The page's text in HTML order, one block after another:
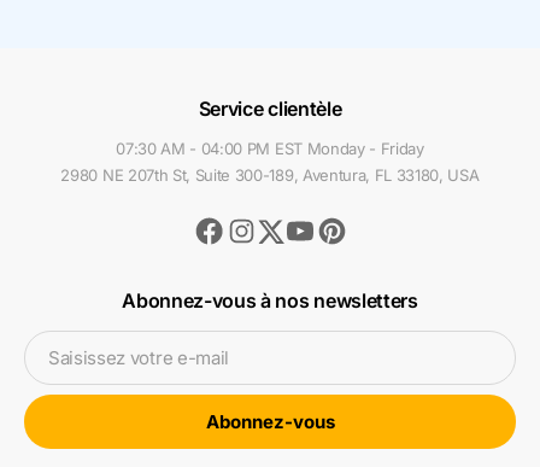
Service clientèle
07:30 AM - 04:00 PM EST Monday - Friday
2980 NE 207th St, Suite 300-189, Aventura, FL 33180, USA
Facebook
Instagram
TwitterYoutubePinterest
Abonnez-vous à nos newsletters
Saisissez votre e-mail
Abonnez-vous